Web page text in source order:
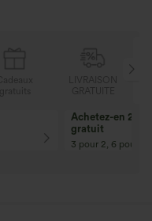
Achetez-en 2,
gratuit
3 pour 2, 6 pour 4,